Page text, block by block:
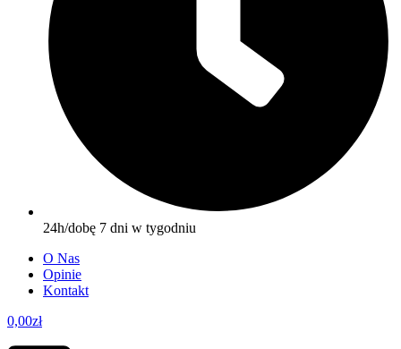
24h/dobę 7 dni w tygodniu
O Nas
Opinie
Kontakt
0,00zł